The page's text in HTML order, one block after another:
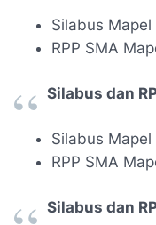
Silabus
RPP SMA
Silabus dan
Silabus
RPP SMA
Silabus dan